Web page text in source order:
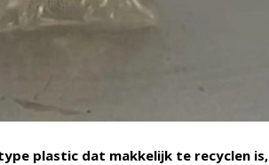
plastic dat makkelijk te recyclen is,